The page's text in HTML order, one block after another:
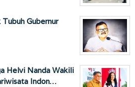
Gubernur
Helvi Nanda Wakili
Indon…